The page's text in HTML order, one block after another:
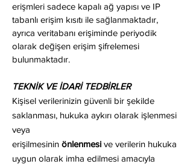
erişmleri sadece kapalı ağ yapısı ve IP
tabanlı erişim kısıtı ile sağlanmaktadır,
ayrıca veritabanı erişiminde periyodik
olarak değişen erişim şifrelemesi
bulunmaktadır.
TEKNİK VE İDARİ TEDBİRLER
Kişisel verilerinizin güvenli bir şekilde
saklanması, hukuka aykırı olarak işlenmesi
veya
erişilmesinin önlenmesi ve verilerin hukuka
uygun olarak imha edilmesi amacıyla